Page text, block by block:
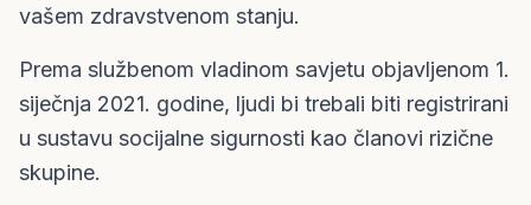
vašem zdravstvenom stanju.
Prema službenom vladinom savjetu objavljenom 1.
siječnja 2021. godine, ljudi bi trebali biti registrirani
u sustavu socijalne sigurnosti kao članovi rizične
skupine.